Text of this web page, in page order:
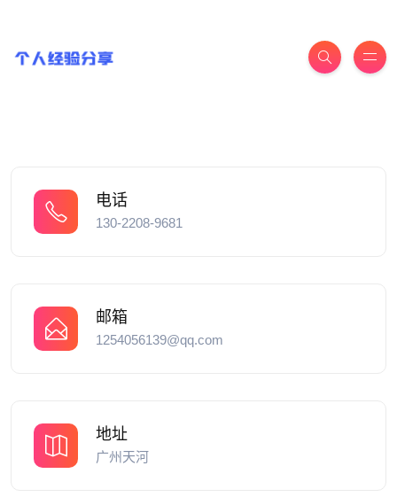
电话
130-2208-9681
邮箱
1254056139@qq.com
地址
广州天河